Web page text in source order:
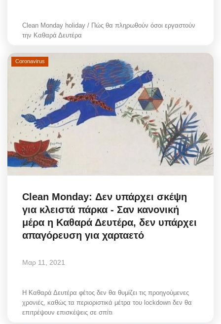
Opinion + Analysis
L’Art des Sens
Local Elections 2023
About
Elections 2023
Ελληνικά English
Clean Monday holiday / Πώς θα πληρωθούν όσοι εργαστούν
την Καθαρά Δευτέρα
Coronavirus
Clean Monday: Δεν υπάρχει σκέψη
για κλειστά πάρκα - Σαν κανονική
μέρα η Καθαρά Δευτέρα, δεν υπάρχει
απαγόρευση για χαρταετό
Μαρ 11, 2021
Η Καθαρά Δευτέρα φέτος δεν θα θυμίζει τις προηγούμενες
χρονιές, καθώς τα περιοριστικά μέτρα του lockdown δεν θα
επιτρέψουν επισκέψεις σε σπίτι